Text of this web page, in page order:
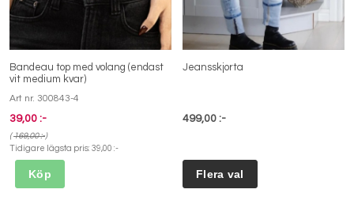
Bandeau top med volang (endast
vit medium kvar)
Art nr. 300843-4
39,00 :-
(169,00 :-)
Tidigare lägsta pris: 39,00 :-
Köp
Jeansskjorta
499,00 :-